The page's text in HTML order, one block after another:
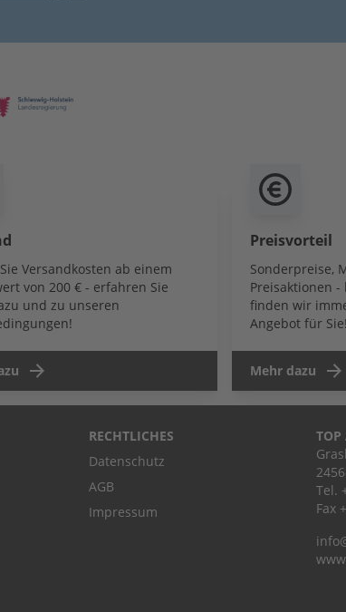
Versandkosten ab einem
von 200 € - erfahren Sie
und zu unseren
Preisvorteil
Sonderpreise,
Preisaktionen -
finden wir
Angebot für Sie!
Mehr dazu
RECHTLICHES
Datenschutz
AGB
Impressum
TOP
Tel.
Fax